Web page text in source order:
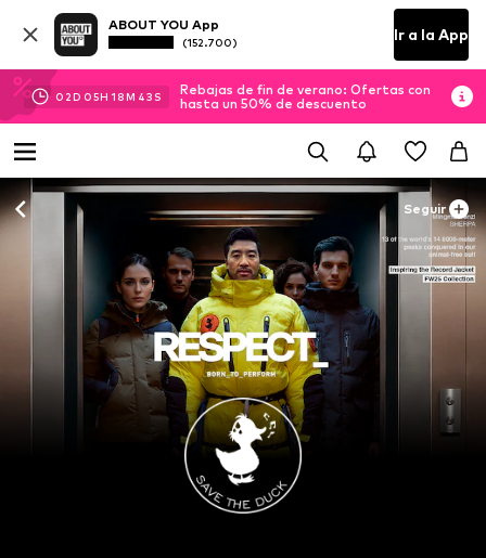
ABOUT YOU App
(152.700) Ir a la App
02D 05H 18M 41 S
Rebajas de fin de verano: Ofertas con
hasta un 50% de descuento
Seguir